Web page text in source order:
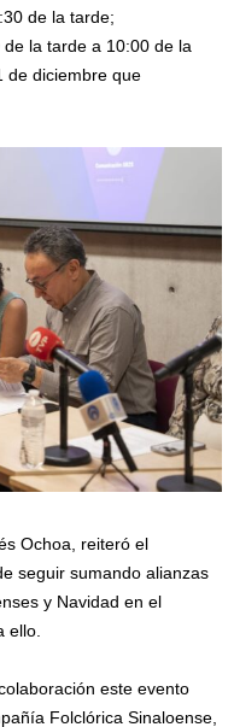
de la tarde;
la tarde a 10:00 de la
de diciembre que
Ochoa, reiteró el
seguir sumando alianzas
y Navidad en el
ello.
este evento
Folclórica Sinaloense,